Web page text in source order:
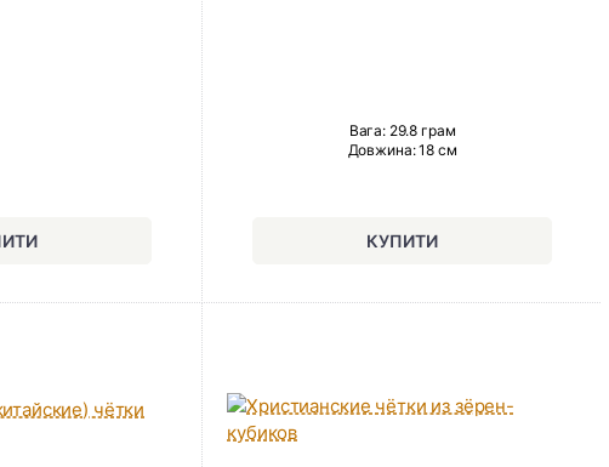
Вага: 29.8 грам
Довжина:18 см